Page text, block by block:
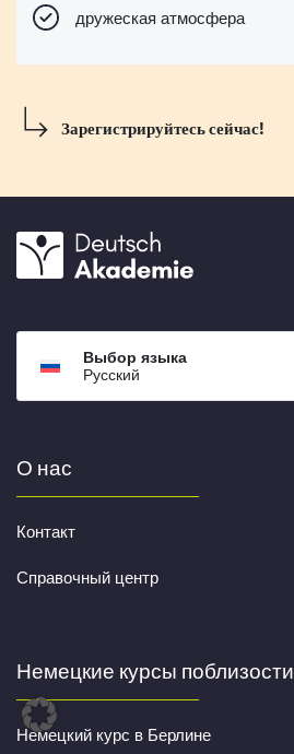
дружеская атмосфера
Зарегистрируйтесь сейчас!
Выбор языка
Русский
О нас
Контакт
Справочный центр
Немецкие курсы поблизости
Немецкий курс в Берлине